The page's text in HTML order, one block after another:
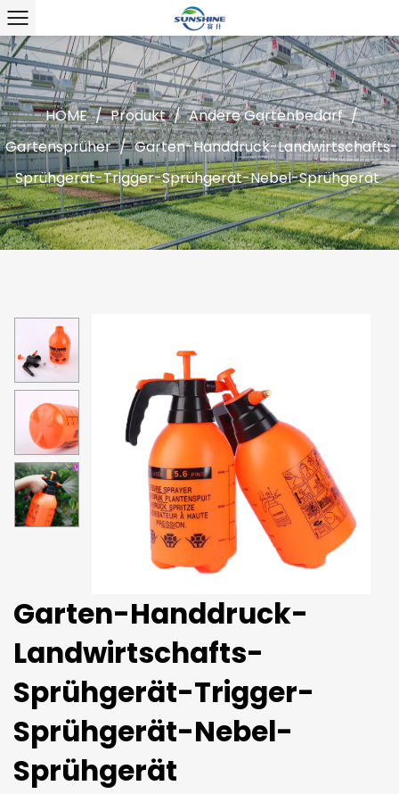
HOME / Produkt / Andere Gartenbedarf /
Gartensprüher / Garten-Handdruck-Landwirtschafts-
Sprühgerät-Trigger-Sprühgerät-Nebel-Sprühgerät
Garten-Handdruck-
Landwirtschafts-
Sprühgerät-Trigger-
Sprühgerät-Nebel-
Sprühgerät